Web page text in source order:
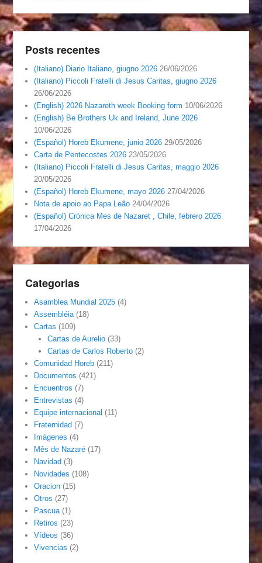
Posts recentes
(Italiano) Diario Italiano, giugno 2026 26/06/2026
(Italiano) Piccoli Fratelli di Jesus Caritas, giugno 2026
26/06/2026
(English) 2026 Nazareth week Booking form 10/06/2026
(English) Be Brothers Uk and Ireland, June 2026
10/06/2026
(Español) Horeb Ekumene, junio 2026 29/05/2026
Carta de Pentecostes 2026 23/05/2026
(Italiano) Piccoli Fratelli di Jesus Caritas, maggio 2026
20/05/2026
(Español) Horeb Ekumene, mayo 2026 27/04/2026
Nota de apoio ao Papa Leão 24/04/2026
(Español) Crónica Mes de Nazaret , Chile, febrero 2026
17/04/2026
Categorias
Asamblea Mundial 2025 (4)
Assembléia (18)
Cartas (109)
Cartas de Aurelio(33)
Cartas de Carlos Roberto(2)
Comunidad Horeb (211)
Documentos (421)
Encuentros (7)
Entrevistas (4)
Equipe internacional (11)
Fraternidad (7)
Imágenes (4)
Mês de Nazaré (17)
Navidad (3)
Novidades (108)
Oracion (15)
Otros (27)
Pascua (1)
Retiros (23)
Vídeos (36)
Vivencias (2)